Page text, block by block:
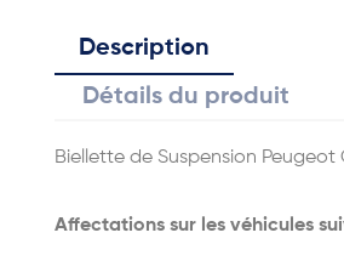
Description
Détails du produit
Biellette de Suspension Peugeot
Affectations sur les véhicules